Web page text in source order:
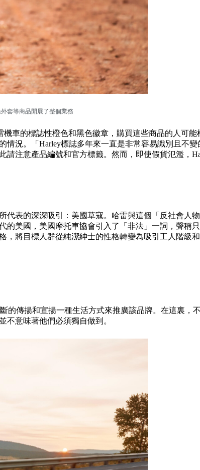
套等商品開展了整個業務
車的標誌性橙色和黑色徽章，購買這些商品的人可
況。「Harley標誌多年來一直是非常容易識別且不
注意產品編號和官方標籤。然而，即使假貨氾濫，
表的深深吸引：美國草寇。哈雷與這個「反社會人
的美國，美國摩托車協會引入了「非法」一詞，聲稱
將目標人群從純潔紳士的性格轉變為吸引工人階級
的傳揚和宣揚一種生活方式來推廣該品牌。在這裏，
不意味著他們必須獨自做到。